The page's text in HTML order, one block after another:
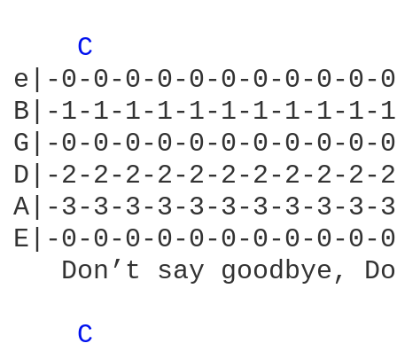
C
e|-0-0-0-0-0-0-0-0-0-
B|-1-1-1-1-1-1-1-1-1-
G|-0-0-0-0-0-0-0-0-0-
D|-2-2-2-2-2-2-2-2-2-
A|-3-3-3-3-3-3-3-3-3-
E|-0-0-0-0-0-0-0-0-0-
Don’t say goodbye,
C